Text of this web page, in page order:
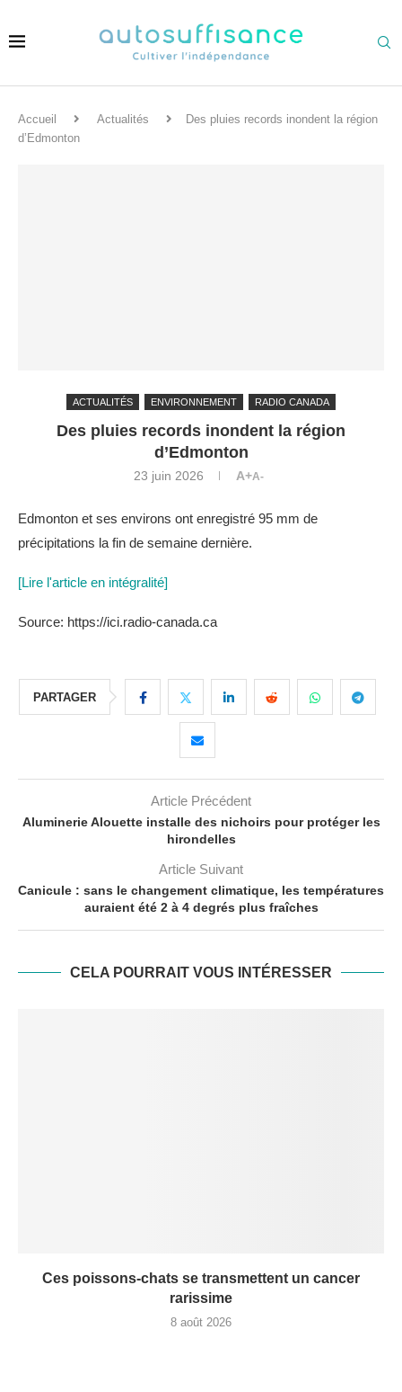
Accueil Actualités
Des pluies records inondent la région
d’Edmonton
ACTUALITÉS ENVIRONNEMENT RADIO CANADA
Des pluies records inondent la région
d’Edmonton
23 juin 2026 A+A-
Edmonton et ses environs ont enregistré 95 mm de
précipitations la fin de semaine dernière.
[Lire l'article en intégralité]
Source: https://ici.radio-canada.ca
PARTAGER
Article Précédent
Aluminerie Alouette installe des nichoirs pour protéger les
hirondelles
Article Suivant
Canicule : sans le changement climatique, les températures
auraient été 2 à 4 degrés plus fraîches
CELA POURRAIT VOUS INTÉRESSER
Ces poissons-chats se transmettent un cancer
rarissime
8 août 2026